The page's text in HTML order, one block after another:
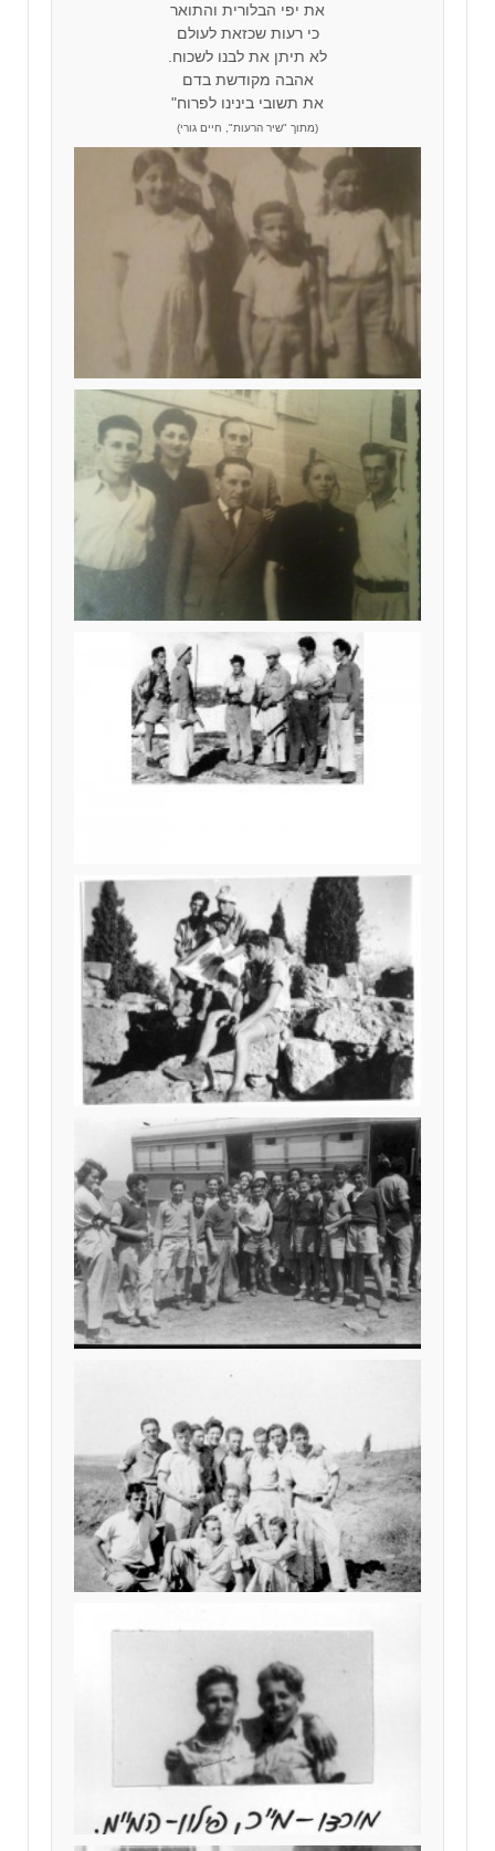
את יפי הבלורית והתואר
כי רעות שכזאת לעולם
לא תיתן את לבנו לשכוח.
אהבה מקודשת בדם
את תשובי בינינו לפרוח"
(מתוך "שיר הרעות", חיים גורי)